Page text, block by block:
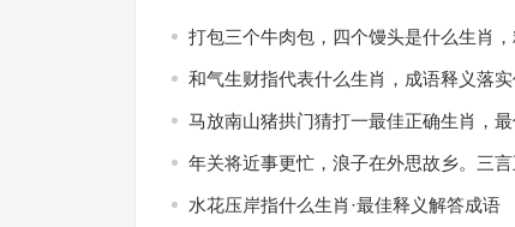
打包三个牛肉包，四个馒头是什么生肖
和气生财指代表什么生肖，成语释义落
马放南山猪拱门猜打一最佳正确生肖，
年关将近事更忙，浪子在外思故乡。三
水花压岸指什么生肖·最佳释义解答成语